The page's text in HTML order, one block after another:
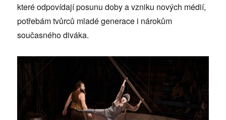
které odpovídají posunu doby a vzniku nových médií,
potřebám tvůrců mladé generace i nárokům
současného diváka.